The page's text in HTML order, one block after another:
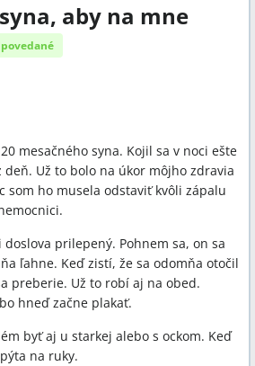
aby na mne
mesačného syna. Kojil sa v noci ešte
deň. Už to bolo na úkor môjho zdravia
som ho musela odstaviť kvôli zápalu
prilepený. Pohnem sa, on sa
ľahne. Keď zistí, že sa odomňa otočil
preberie. Už to robí aj na obed.
hneď začne plakať.
byť aj u starkej alebo s ockom. Keď
na ruky.